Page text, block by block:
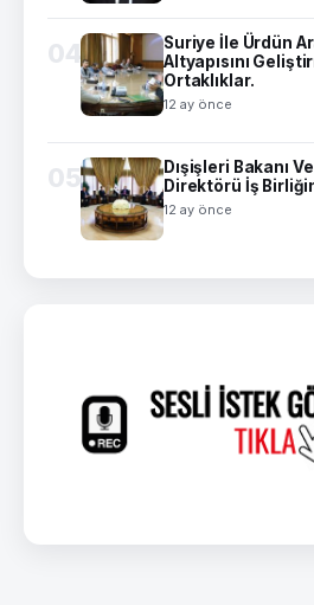
04
Suriye İle Ürdün
Altyapısını
Ortaklıklar.
12 ay önce
05
Dışişleri Bakanı
Direktörü İş
12 ay önce